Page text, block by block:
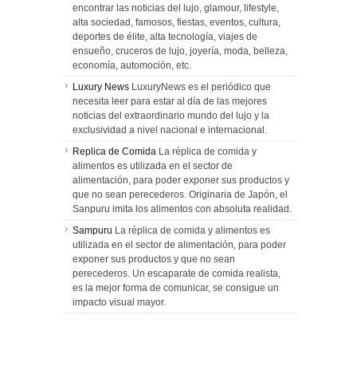
encontrar las noticias del lujo, glamour, lifestyle,
alta sociedad, famosos, fiestas, eventos, cultura,
deportes de élite, alta tecnología, viajes de
ensueño, cruceros de lujo, joyería, moda, belleza,
economía, automoción, etc.
Luxury News LuxuryNews es el periódico que
necesita leer para estar al día de las mejores
noticias del extraordinario mundo del lujo y la
exclusividad a nivel nacional e internacional.
Replica de Comida La réplica de comida y
alimentos es utilizada en el sector de
alimentación, para poder exponer sus productos y
que no sean perecederos. Originaria de Japón, el
Sanpuru imita los alimentos con absoluta realidad.
Sampuru La réplica de comida y alimentos es
utilizada en el sector de alimentación, para poder
exponer sus productos y que no sean
perecederos. Un escaparate de comida realista,
es la mejor forma de comunicar, se consigue un
impacto visual mayor.